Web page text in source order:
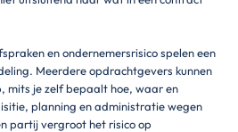
en ondernemersrisico spelen een
Meerdere opdrachtgevers kunnen
mits je zelf bepaalt hoe, waar en
planning en administratie wegen
partij vergroot het risico op